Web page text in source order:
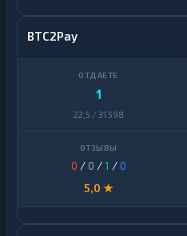
BTC2Pay
1
22,5 / 31 598
0 / 0 /1 /0
5,0 ★